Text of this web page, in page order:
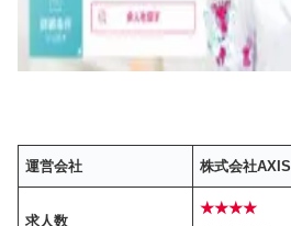
運営会社 株式会社AXIS
求人数
★★★★